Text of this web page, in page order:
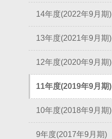
14年度(2022年9月期)
13年度(2021年9月期)
12年度(2020年9月期)
11年度(2019年9月期)
10年度(2018年9月期)
9年度(2017年9月期)